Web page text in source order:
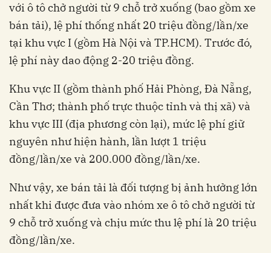
với ô tô chở người từ 9 chỗ trở xuống (bao gồm xe
bán tải), lệ phí thống nhất 20 triệu đồng/lần/xe
tại khu vực I (gồm Hà Nội và TP.HCM). Trước đó,
lệ phí này dao động 2-20 triệu đồng.
Khu vực II (gồm thành phố Hải Phòng, Đà Nẵng,
Cần Thơ; thành phố trực thuộc tỉnh và thị xã) và
khu vực III (địa phương còn lại), mức lệ phí giữ
nguyên như hiện hành, lần lượt 1 triệu
đồng/lần/xe và 200.000 đồng/lần/xe.
Như vậy, xe bán tải là đối tượng bị ảnh hưởng lớn
nhất khi được đưa vào nhóm xe ô tô chở người từ
9 chỗ trở xuống và chịu mức thu lệ phí là 20 triệu
đồng/lần/xe.